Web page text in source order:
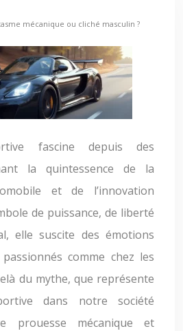
mécanique ou cliché masculin ?
fascine depuis des
la quintessence de la
et de l’innovation
de puissance, de liberté
elle suscite des émotions
comme chez les
du mythe, que représente
dans notre société
prouesse mécanique et